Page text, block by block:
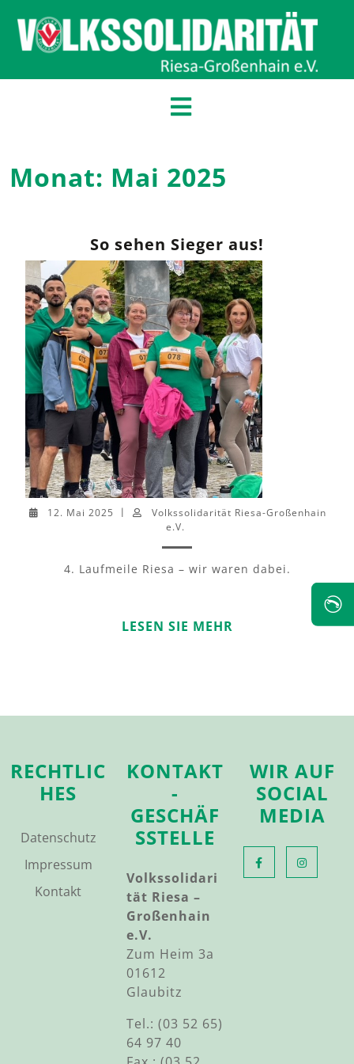
Monat: Mai 2025
So sehen Sieger aus!
12. Mai 2025
Volkssolidarität Riesa-Großenhain
e.V.
4. Laufmeile Riesa – wir waren dabei.
LESEN SIE MEHR
RECHTLIC
HES
Datenschutz
Impressum
Kontakt
KONTAKT
-
GESCHÄF
SSTELLE
Volkssolidari
tät Riesa –
Großenhain
e.V.
Zum Heim 3a
01612
Glaubitz
Tel.: (03 52 65)
64 97 40
WIR AUF
SOCIAL
MEDIA
✆